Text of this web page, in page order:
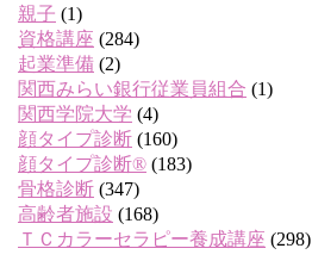
親子 (1)
資格講座 (284)
起業準備 (2)
関西みらい銀行従業員組合 (1)
関西学院大学 (4)
顔タイプ診断 (160)
顔タイプ診断® (183)
骨格診断 (347)
高齢者施設 (168)
ＴＣカラーセラピー養成講座 (298)